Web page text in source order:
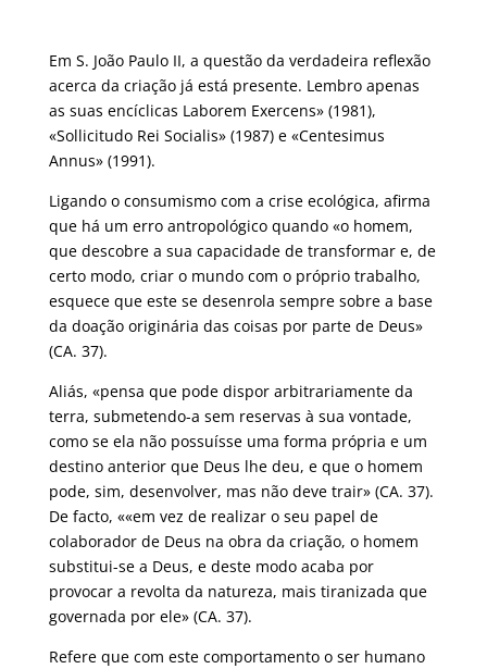
Em S. João Paulo II, a questão da verdadeira reflexão
acerca da criação já está presente. Lembro apenas
as suas encíclicas Laborem Exercens» (1981),
«Sollicitudo Rei Socialis» (1987) e «Centesimus
Annus» (1991).
Ligando o consumismo com a crise ecológica, afirma
que há um erro antropológico quando «o homem,
que descobre a sua capacidade de transformar e, de
certo modo, criar o mundo com o próprio trabalho,
esquece que este se desenrola sempre sobre a base
da doação originária das coisas por parte de Deus»
(CA. 37).
Aliás, «pensa que pode dispor arbitrariamente da
terra, submetendo-a sem reservas à sua vontade,
como se ela não possuísse uma forma própria e um
destino anterior que Deus lhe deu, e que o homem
pode, sim, desenvolver, mas não deve trair» (CA. 37).
De facto, ««em vez de realizar o seu papel de
colaborador de Deus na obra da criação, o homem
substitui-se a Deus, e deste modo acaba por
provocar a revolta da natureza, mais tiranizada que
governada por ele» (CA. 37).
Refere que com este comportamento o ser humano